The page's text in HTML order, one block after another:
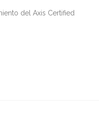
del Axis Certified